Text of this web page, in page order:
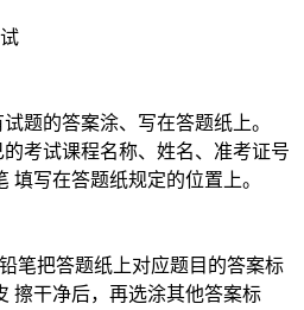
题的答案涂、写在答题纸上。
考试课程名称、姓名、准考证号
填写在答题纸规定的位置上。
笔把答题纸上对应题目的答案标
擦干净后，再选涂其他答案标